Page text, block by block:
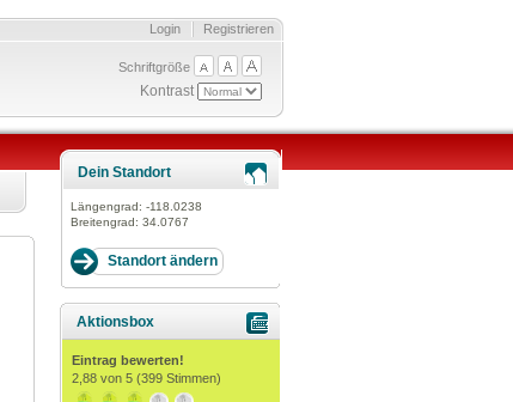
Registrieren
Login
Schriftgröße
Kontrast
Dein Standort
Längengrad: -118.0238
Breitengrad: 34.0767
Aktionsbox
Eintrag bewerten!
2,88 von 5 (399 Stimmen)